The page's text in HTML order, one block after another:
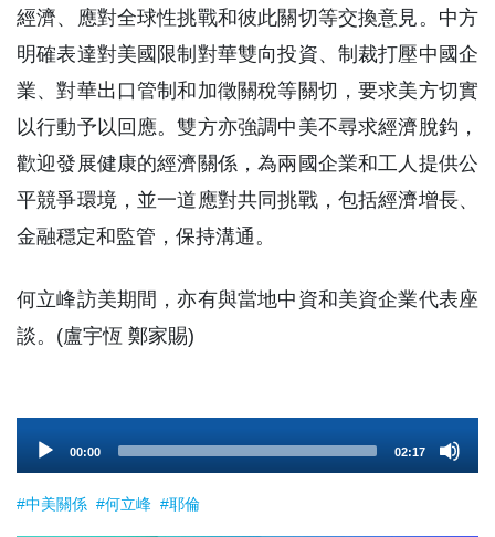
經濟、應對全球性挑戰和彼此關切等交換意見。中方
明確表達對美國限制對華雙向投資、制裁打壓中國企
業、對華出口管制和加徵關稅等關切，要求美方切實
以行動予以回應。雙方亦強調中美不尋求經濟脫鈎，
歡迎發展健康的經濟關係，為兩國企業和工人提供公
平競爭環境，並一道應對共同挑戰，包括經濟增長、
金融穩定和監管，保持溝通。
何立峰訪美期間，亦有與當地中資和美資企業代表座
談。(盧宇恆 鄭家賜)
Player
00:00 02:17
#中美關係 #何立峰 #耶倫